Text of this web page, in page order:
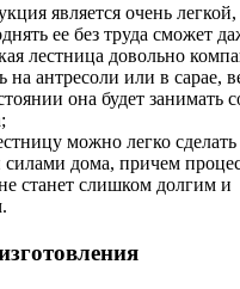
является очень
ее без труда сможет
лестница довольно
антресоли или в сарае,
она будет занимать
можно легко сделать
дома, причем
станет слишком долгим и